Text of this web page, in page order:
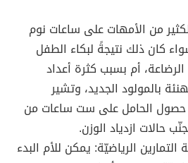
من الأمهات على ساعات نوم
كان ذلك نتيجةً لبكاء الطفل
أم بسبب كثرة أعداد
بالمولود الجديد، وتشير
حصول الحامل على ست ساعات من
حالات ازدياد الوزن.
الرياضيّة: يمكن للأم البدء